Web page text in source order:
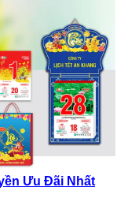
Ưu Đãi Nhất